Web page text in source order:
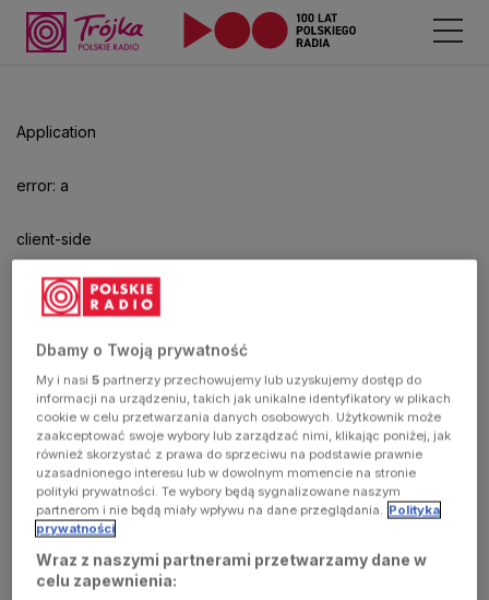
Application
error: a
client-side
exception
has
occurred
(see the
browser
console for
aby
odtwarzać.
Dbamy o Twoją prywatność
My i nasi5 partnerzy przechowujemy lub uzyskujemy dostęp do
informacji na urządzeniu, takich jak unikalne identyfikatory w plikach
cookie w celu przetwarzania danych osobowych. Użytkownik może
zaakceptować swoje wybory lub zarządzać nimi, klikając poniżej, jak
również skorzystać z prawa do sprzeciwu na podstawie prawnie
uzasadnionego interesu lub w dowolnym momencie na stronie
polityki prywatności. Te wybory będą sygnalizowane naszym
partnerom i nie będą miały wpływu na dane przeglądania. Polityka
prywatności
Wraz z naszymi partnerami przetwarzamy dane w
celu zapewnienia: